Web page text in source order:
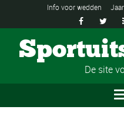
Info voor wedden
 
De site